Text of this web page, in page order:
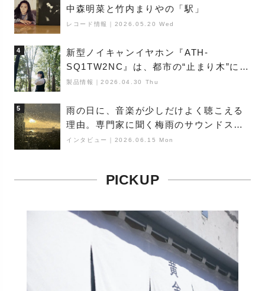
中森明菜と竹内まりやの「駅」
レコード情報 2026.05.20 Wed
4
新型ノイキャンイヤホン『ATH-
SQ1TW2NC』は、都市の“止まり木”にな
り得るーシンガーソングライター浮
製品情報 ｜2026.04.30 Thu
5
雨の日に、音楽が少しだけよく聴こえる
理由。専門家に聞く梅雨のサウンドス
ケープ
インタビュー 2026.06.15 Mon
PICKUP